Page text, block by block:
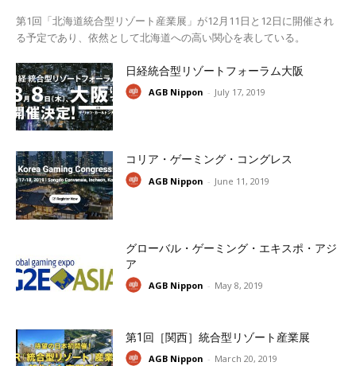
第1回「北海道統合型リゾート産業展」が12月11日と12日に開催され
る予定であり、依然として北海道への高い関心を表している。
日経統合型リゾートフォーラム大阪
AGB Nippon - July 17, 2019
コリア・ゲーミング・コングレス
AGB Nippon - June 11, 2019
グローバル・ゲーミング・エキスポ・アジ
ア
AGB Nippon - May 8, 2019
第1回［関西］統合型リゾート産業展
AGB Nippon - March 20, 2019